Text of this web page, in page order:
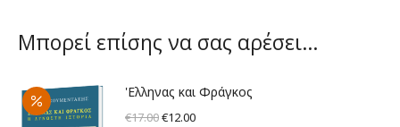
Μπορεί επίσης να σας αρέσει…
'Ελληνας και Φράγκος
€17.00Original
€12.00Η